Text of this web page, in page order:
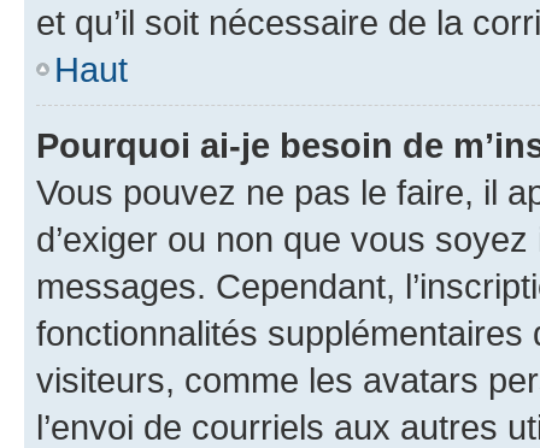
et qu’il soit nécessaire de la
Haut
Pourquoi ai-je besoin de
Vous pouvez ne pas le faire, il
d’exiger ou non que vous
messages. Cependant,
fonctionnalités
visiteurs, comme les avatars
l’envoi de courriels aux autres